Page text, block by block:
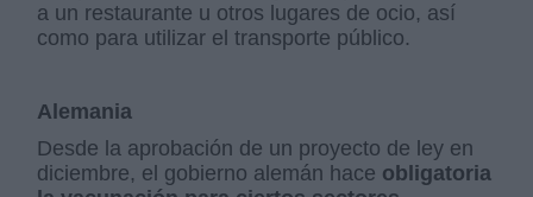
a un restaurante u otros lugares de ocio, así
como para utilizar el transporte público.
Alemania
Desde la aprobación de un proyecto de ley en
diciembre, el gobierno alemán hace obligatoria